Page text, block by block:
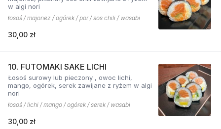
w algi nori
łosoś / majonez / ogórek / por / sos chili / wasabi
30,00 zł
10. FUTOMAKI SAKE LICHI
Łosoś surowy lub pieczony , owoc lichi,
mango, ogórek, serek zawijane z ryżem w algi
nori
łosoś / lichi / mango / ogórek / serek / wasabi
30,00 zł